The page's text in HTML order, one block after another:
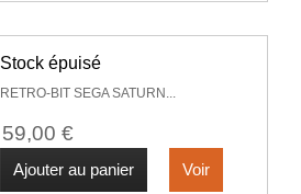
Stock épuisé
RETRO-BIT SEGA SATURN...
59,00 €
Ajouter au panier Voir